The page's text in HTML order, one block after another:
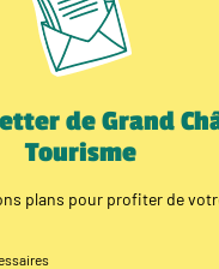
de Grand
Tourisme
plans pour profiter de